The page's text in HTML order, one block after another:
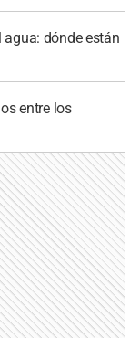
agua: dónde están
entre los